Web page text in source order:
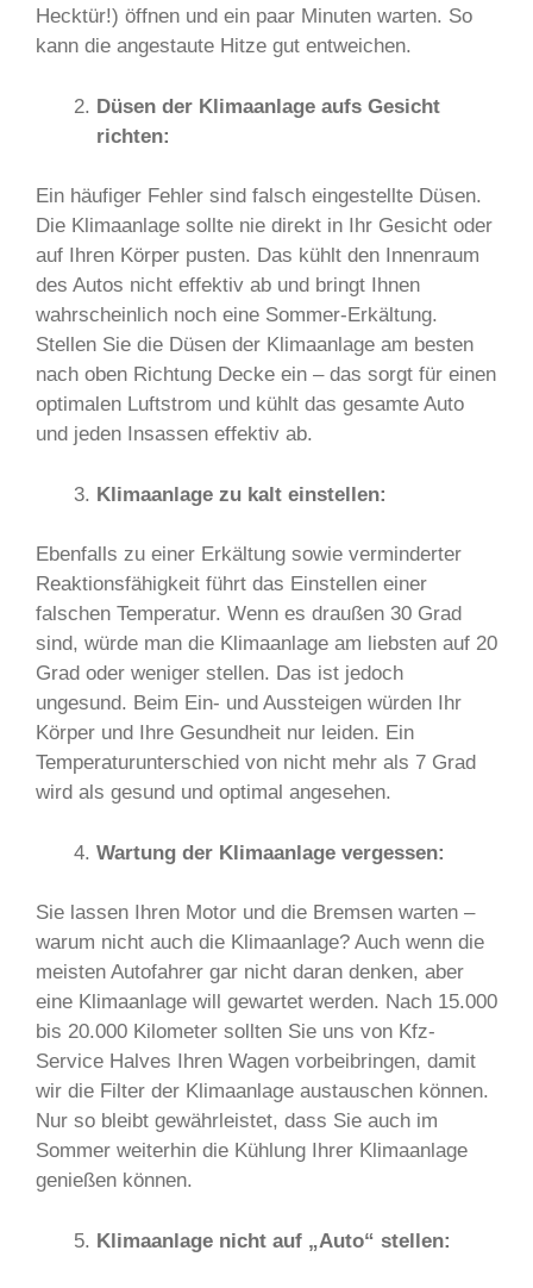
Hecktür!) öffnen und ein paar Minuten warten. So
kann die angestaute Hitze gut entweichen.
Düsen der Klimaanlage aufs Gesicht
richten:
Ein häufiger Fehler sind falsch eingestellte Düsen.
Die Klimaanlage sollte nie direkt in Ihr Gesicht oder
auf Ihren Körper pusten. Das kühlt den Innenraum
des Autos nicht effektiv ab und bringt Ihnen
wahrscheinlich noch eine Sommer-Erkältung.
Stellen Sie die Düsen der Klimaanlage am besten
nach oben Richtung Decke ein – das sorgt für einen
optimalen Luftstrom und kühlt das gesamte Auto
und jeden Insassen effektiv ab.
Klimaanlage zu kalt einstellen:
Ebenfalls zu einer Erkältung sowie verminderter
Reaktionsfähigkeit führt das Einstellen einer
falschen Temperatur. Wenn es draußen 30 Grad
sind, würde man die Klimaanlage am liebsten auf 20
Grad oder weniger stellen. Das ist jedoch
ungesund. Beim Ein- und Aussteigen würden Ihr
Körper und Ihre Gesundheit nur leiden. Ein
Temperaturunterschied von nicht mehr als 7 Grad
wird als gesund und optimal angesehen.
Wartung der Klimaanlage vergessen:
Sie lassen Ihren Motor und die Bremsen warten –
warum nicht auch die Klimaanlage? Auch wenn die
meisten Autofahrer gar nicht daran denken, aber
eine Klimaanlage will gewartet werden. Nach 15.000
bis 20.000 Kilometer sollten Sie uns von Kfz-
Service Halves Ihren Wagen vorbeibringen, damit
wir die Filter der Klimaanlage austauschen können.
Nur so bleibt gewährleistet, dass Sie auch im
Sommer weiterhin die Kühlung Ihrer Klimaanlage
genießen können.
Klimaanlage nicht auf „Auto“ stellen: